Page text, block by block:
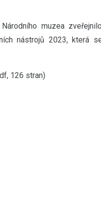
muzea
nástrojů 2023, která
126 stran)